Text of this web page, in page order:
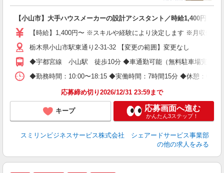
【小山市】大手ハウスメーカーの設計アシスタント／時給1,400円／直
【時給】1,400円〜 ※スキルや経験により決定します ※月収例
栃木県小山市駅東通り2-31-32 【変更の範囲】変更なし
◆宇都宮線 小山駅 徒歩10分 ◆車通勤可能（無料駐車場完備）
◆勤務時間：10:00〜18:15 ◆実働時間：7時間15分 ◆休憩：60分
応募締め切り2026/12/31 23:59まで
キープ 応募画面へ進む
かんたん3ステップ！
スミリンビジネスサービス株式会社 シェアードサービス事業部
の他の求人をみる